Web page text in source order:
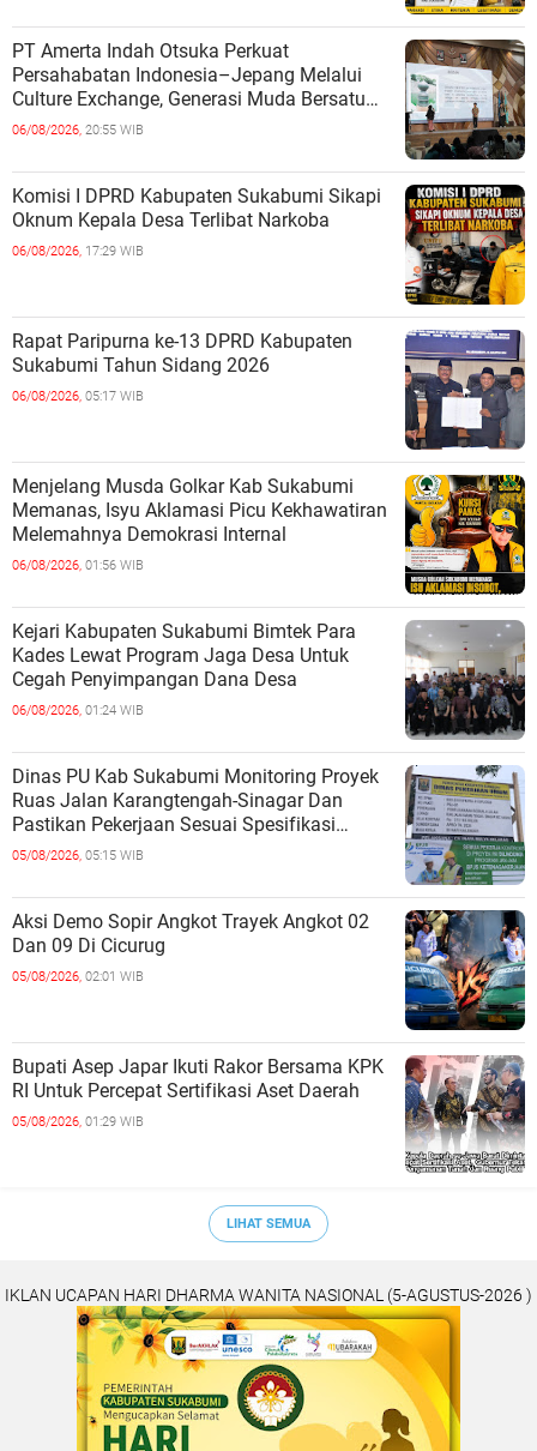
PT Amerta Indah Otsuka Perkuat
Persahabatan Indonesia–Jepang Melalui
Culture Exchange, Generasi Muda Bersatu
Wujudkan Masa Depan Berkelanjutan
06/08/2026, 20:55 WIB
Komisi I DPRD Kabupaten Sukabumi Sikapi
Oknum Kepala Desa Terlibat Narkoba
06/08/2026, 17:29 WIB
Rapat Paripurna ke-13 DPRD Kabupaten
Sukabumi Tahun Sidang 2026
06/08/2026, 05:17 WIB
Menjelang Musda Golkar Kab Sukabumi
Memanas, Isyu Aklamasi Picu Kekhawatiran
Melemahnya Demokrasi Internal
06/08/2026, 01:56 WIB
Kejari Kabupaten Sukabumi Bimtek Para
Kades Lewat Program Jaga Desa Untuk
Cegah Penyimpangan Dana Desa
06/08/2026, 01:24 WIB
Dinas PU Kab Sukabumi Monitoring Proyek
Ruas Jalan Karangtengah-Sinagar Dan
Pastikan Pekerjaan Sesuai Spesifikasi
Teknis
05/08/2026, 05:15 WIB
Aksi Demo Sopir Angkot Trayek Angkot 02
Dan 09 Di Cicurug
05/08/2026, 02:01 WIB
Bupati Asep Japar Ikuti Rakor Bersama KPK
RI Untuk Percepat Sertifikasi Aset Daerah
05/08/2026, 01:29 WIB
LIHAT SEMUA
IKLAN UCAPAN HARI DHARMA WANITA NASIONAL (5-AGUSTUS-2026 )